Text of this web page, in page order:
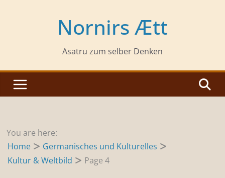
Nornirs Ætt
Asatru zum selber Denken
You are here:
Home
Germanisches und Kulturelles
Kultur & Weltbild
Page 4